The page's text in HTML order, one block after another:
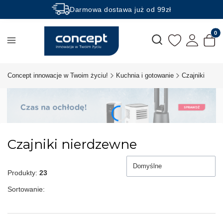
Darmowa dostawa już od 99zł
Rabaty -50% na wybrane produkty
Otwórz wyszukiwarkę
Concept innowacje w Twoim życiu! Kuchnia i gotowanie Czajniki
Czajniki nierdzewne
Produkty: 23
Sortowanie:
Domyślne